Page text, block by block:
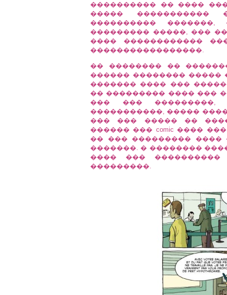
���������� �� ����
����� �����������
����������
��������� �����, ���
���� ������������
�����������������.
�� �������� ��
������ �������� �����
������� ���� ���
�� ��������� ���� ���
��� ���
�����������, �����
��� ��� ����� ��
������ ��� comic ����
�� ��� ���������
�������. � ��������
���� ���
���������.